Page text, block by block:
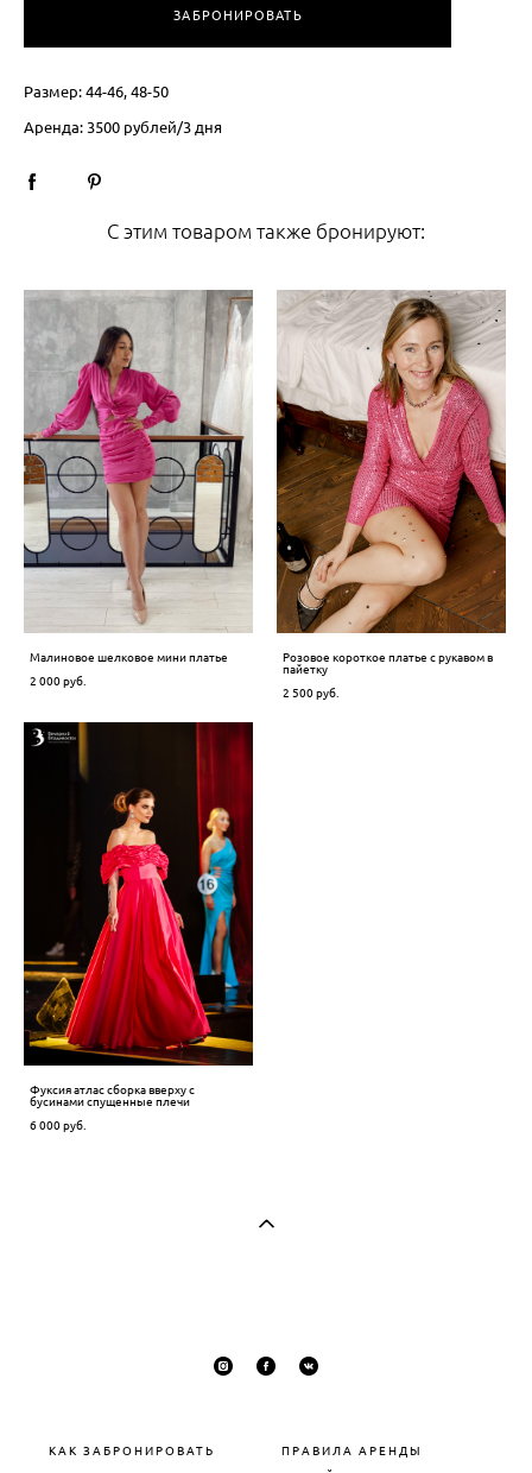
ЗАБРОНИРОВАТЬ
Размер: 44-46, 48-50
Аренда: 3500 рублей/3 дня
С этим товаром также бронируют:
Малиновое шелковое мини платье
2 000 pуб.
Розовое короткое платье с рукавом в
пайетку
2 500 pуб.
Фуксия атлас сборка вверху с
бусинами спущенные плечи
6 000 pуб.
КАК ЗАБРОНИРОВАТЬ ПРАВИЛА АРЕНДЫ